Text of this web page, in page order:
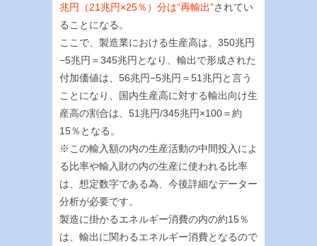
兆円（21兆円×25％）分は“再輸出”されてい
ることになる。
ここで、製造業における生産高は、350兆円
−5兆円＝345兆円となり、輸出で形成された
付加価値は、56兆円−5兆円＝51兆円と言う
ことになり、国内生産高に対する輸出向け生
産高の割合は、51兆円/345兆円×100＝約
15％となる。
※この輸入額の内の生産活動の中間投入によ
る比率や輸入財の内の生産に使われる比率
は、想定数字である為、今後詳細なデーター
分析が必要です。
製造に掛かるエネルギー消費の内の約15％
は、輸出に関わるエネルギー消費となるので